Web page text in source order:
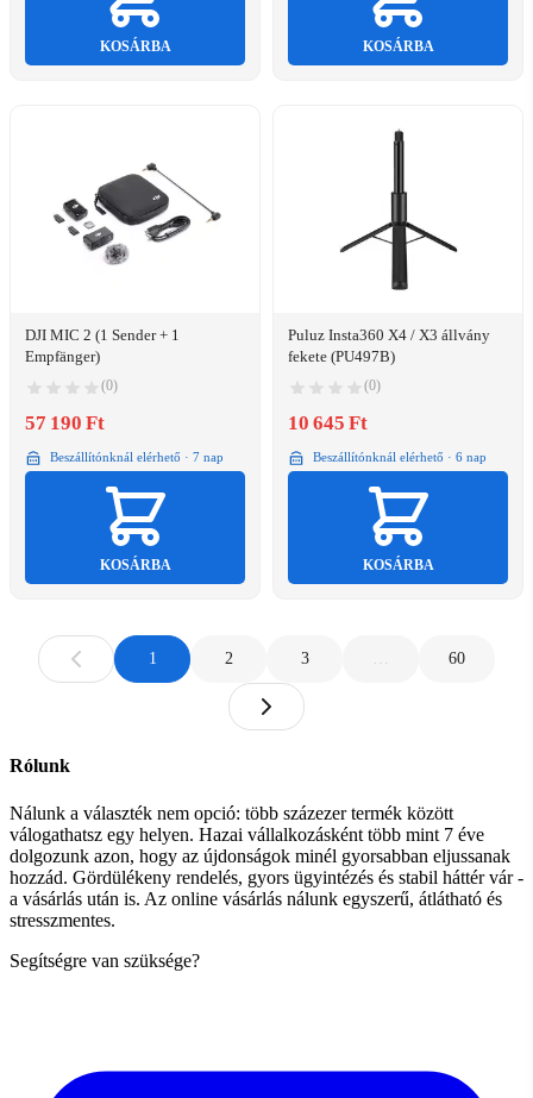
KOSÁRBA KOSÁRBA
DJI MIC 2 (1 Sender + 1
Empfänger)
(0)
57 190 Ft
Beszállítónknál elérhető · 7 nap
KOSÁRBA
Puluz Insta360 X4 / X3 állvány
fekete (PU497B)
(0)
10 645 Ft
Beszállítónknál elérhető · 6 nap
KOSÁRBA
1 2 3 … 60
Rólunk
Nálunk a választék nem opció: több százezer termék között
válogathatsz egy helyen. Hazai vállalkozásként több mint 7 éve
dolgozunk azon, hogy az újdonságok minél gyorsabban eljussanak
hozzád. Gördülékeny rendelés, gyors ügyintézés és stabil háttér vár -
a vásárlás után is. Az online vásárlás nálunk egyszerű, átlátható és
stresszmentes.
Segítségre van szüksége?